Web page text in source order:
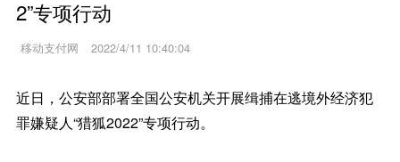
2”专项行动
移动支付网 2022/4/11 10:40:04
近日，公安部部署全国公安机关开展缉捕在逃境外经济犯
罪嫌疑人“猎狐2022”专项行动。